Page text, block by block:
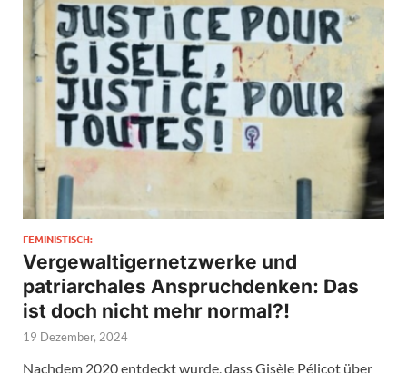
FEMINISTISCH:
Vergewaltigernetzwerke und
patriarchales Anspruchdenken: Das
ist doch nicht mehr normal?!
19 Dezember, 2024
Nachdem 2020 entdeckt wurde, dass Gisèle Pélicot über